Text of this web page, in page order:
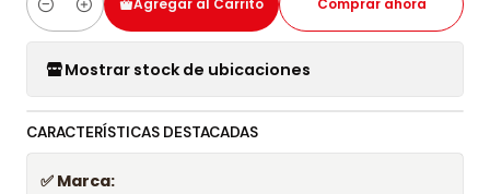
Cantidad
Agregar al Carrito Comprar ahora
Mostrar stock de ubicaciones
CARACTERÍSTICAS DESTACADAS
✅ Marca: